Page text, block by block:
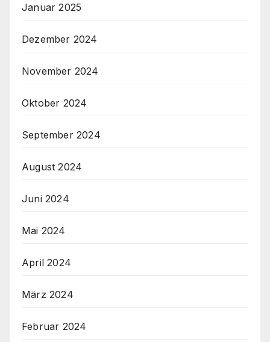
Januar 2025
Dezember 2024
November 2024
Oktober 2024
September 2024
August 2024
Juni 2024
Mai 2024
April 2024
März 2024
Februar 2024